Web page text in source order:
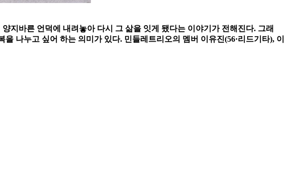
지바른 언덕에 내려놓아 다시 그 삶을 잇게 됐다는 이야기가 전해진다. 그래
나누고 싶어 하는 의미가 있다. 민들레트리오의 멤버 이유진(56·리드기타), 이